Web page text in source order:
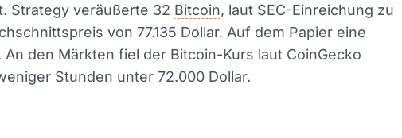
Strategy veräußerte 32 Bitcoin, laut SEC-Einreichung zu
von 77.135 Dollar. Auf dem Papier eine
An den Märkten fiel der Bitcoin-Kurs laut CoinGecko
Stunden unter 72.000 Dollar.